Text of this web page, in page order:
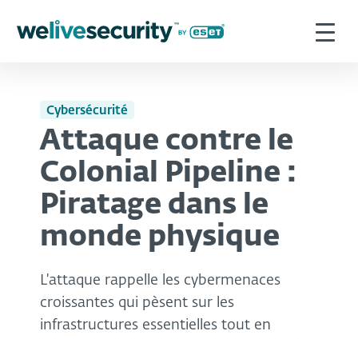
Cybersécurité
Attaque contre le
Colonial Pipeline :
Piratage dans le
monde physique
L'attaque rappelle les cybermenaces
croissantes qui pèsent sur les
infrastructures essentielles tout en